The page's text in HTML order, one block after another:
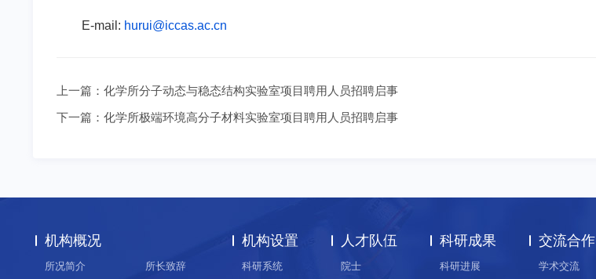
E-mail: hurui@iccas.ac.cn
上一篇： 化学所分子动态与稳态结构实验室项目聘用人员招聘启事
下一篇： 化学所极端环境高分子材料实验室项目聘用人员招聘启事
机构概况
所况简介 所长致辞
机构设置
科研系统
人才队伍
院士
科研成果
科研进展
交流合作
学术交流